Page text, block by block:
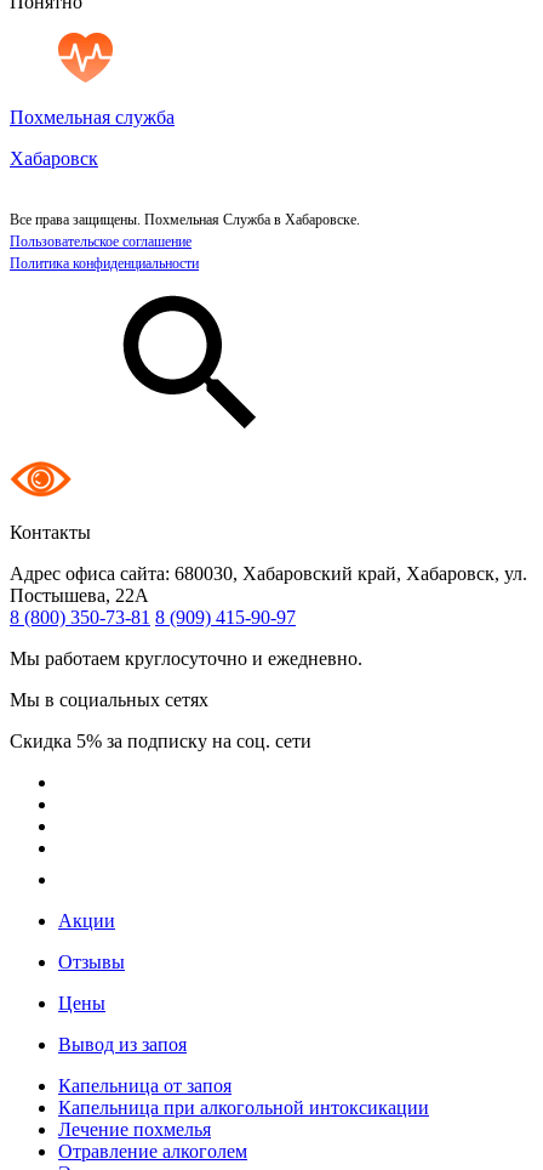
Похмельная служба
Хабаровск
Все права защищены. Похмельная Служба в Хабаровске.
Пользовательское соглашение
Политика конфиденциальности
Контакты
Адрес офиса сайта: 680030, Хабаровский край, Хабаровск, ул.
Постышева, 22А
8 (800) 350-73-81 8 (909) 415-90-97
Мы работаем круглосуточно и ежедневно.
Мы в социальных сетях
Скидка 5% за подписку на соц. сети
Акции
Отзывы
Цены
Вывод из запоя
Капельница от запоя
Капельница при алкогольной интоксикации
Лечение похмелья
Отравление алкоголем